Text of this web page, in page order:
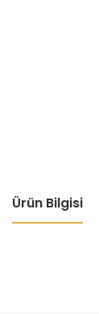
Ürün Bilgisi